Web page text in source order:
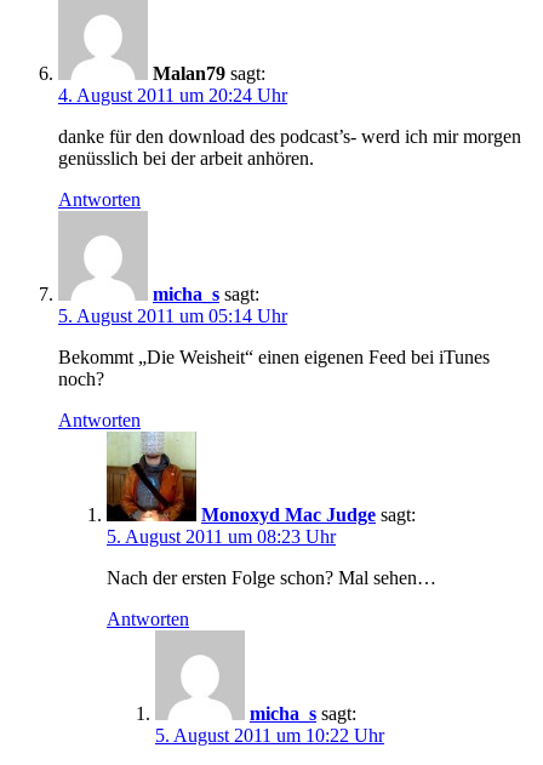
Malan79 sagt:
4. August 2011 um 20:24 Uhr
danke für den download des podcast’s- werd ich mir morgen
genüsslich bei der arbeit anhören.
Antworten
micha_s sagt:
5. August 2011 um 05:14 Uhr
Bekommt „Die Weisheit“ einen eigenen Feed bei iTunes
noch?
Antworten
Monoxyd Mac Judge sagt:
5. August 2011 um 08:23 Uhr
Nach der ersten Folge schon? Mal sehen…
Antworten
micha_s sagt:
5. August 2011 um 10:22 Uhr